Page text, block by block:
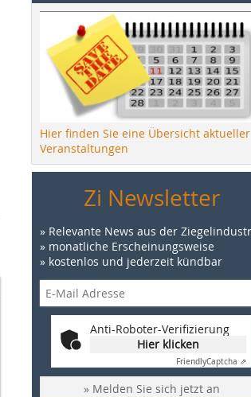
Hier finden Sie eine Übersicht aktueller
Veranstaltungen
Zi Newsletter
» Relevante News aus der
» monatliche Erscheinungsweise
» kostenlos und jederzeit kündbar
Anti-Roboter-Verifizierung
Hier klicken
FriendlyCaptcha ⇗
» Melden Sie sich jetzt an